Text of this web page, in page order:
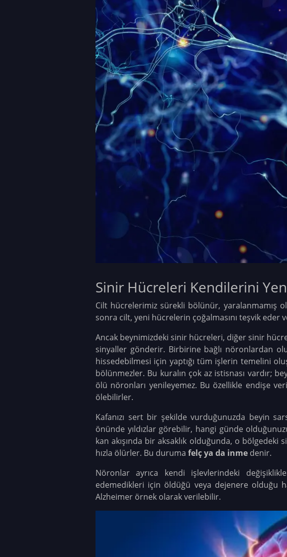
Sinir Hücreleri Kendilerini
Cilt hücrelerimiz sürekli bölünür, yaralanmamış
sonra cilt, yeni hücrelerin çoğalmasını teşvik eder
Ancak beynimizdeki sinir hücreleri, diğer sinir
sinyaller gönderir. Birbirine bağlı nöronlardan
hissedebilmesi için yaptığı tüm işlerin temelini
bölünmezler. Bu kuralın çok az istisnası vardır;
ölü nöronları yenileyemez. Bu özellikle endişe
ölebilirler.
Kafanızı sert bir şekilde vurduğunuzda beyin
önünde yıldızlar görebilir, hangi günde
kan akışında bir aksaklık olduğunda, o
hızla ölürler. Bu duruma felç ya da inme denir.
Nöronlar ayrıca kendi işlevlerindeki
edemedikleri için öldüğü veya dejenere olduğu
Alzheimer örnek olarak verilebilir.